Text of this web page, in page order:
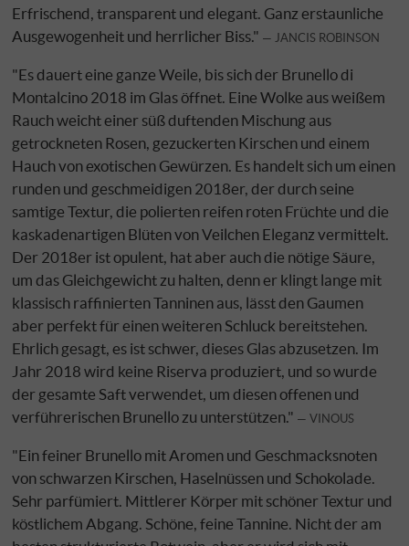
Erfrischend, transparent und elegant. Ganz erstaunliche
Ausgewogenheit und herrlicher Biss."
JANCIS ROBINSON
"Es dauert eine ganze Weile, bis sich der Brunello di
Montalcino 2018 im Glas öffnet. Eine Wolke aus weißem
Rauch weicht einer süß duftenden Mischung aus
getrockneten Rosen, gezuckerten Kirschen und einem
Hauch von exotischen Gewürzen. Es handelt sich um einen
runden und geschmeidigen 2018er, der durch seine
samtige Textur, die polierten reifen roten Früchte und die
kaskadenartigen Blüten von Veilchen Eleganz vermittelt.
Der 2018er ist opulent, hat aber auch die nötige Säure,
um das Gleichgewicht zu halten, denn er klingt lange mit
klassisch raffinierten Tanninen aus, lässt den Gaumen
aber perfekt für einen weiteren Schluck bereitstehen.
Ehrlich gesagt, es ist schwer, dieses Glas abzusetzen. Im
Jahr 2018 wird keine Riserva produziert, und so wurde
der gesamte Saft verwendet, um diesen offenen und
verführerischen Brunello zu unterstützen."
VINOUS
"Ein feiner Brunello mit Aromen und Geschmacksnoten
von schwarzen Kirschen, Haselnüssen und Schokolade.
Sehr parfümiert. Mittlerer Körper mit schöner Textur und
köstlichem Abgang. Schöne, feine Tannine. Nicht der am